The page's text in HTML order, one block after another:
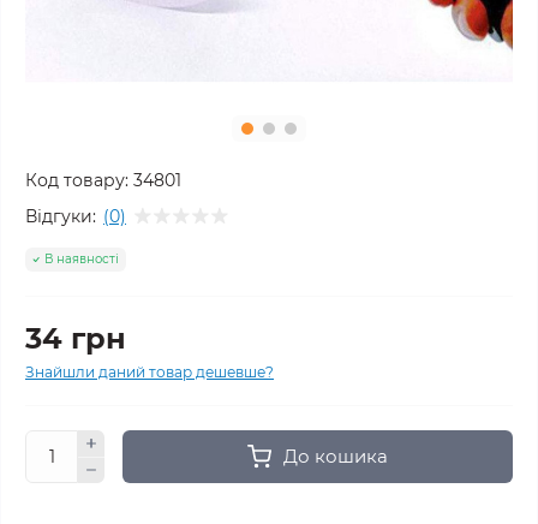
Код товару: 34801
Відгуки: (0)
В наявності
34 грн
Знайшли даний товар дешевше?
До кошика